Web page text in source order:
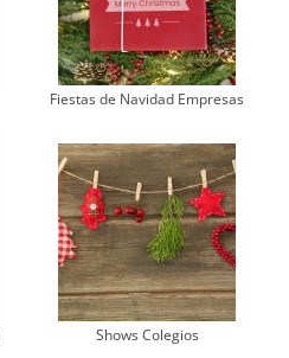
Fiestas de Navidad Empresas
Shows Colegios